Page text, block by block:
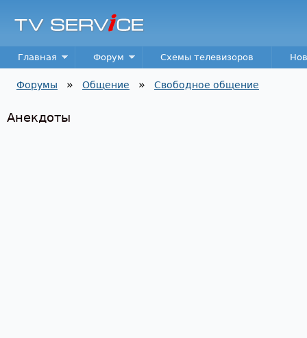
TV
Service
Main menu
Главная Форум Схемы телевизоров
Форумы » Общение » Свободное общение
Анекдоты